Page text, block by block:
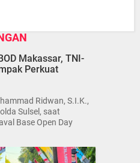
Makassar, TNI-
Perkuat
Ridwan, S.I.K.,
Sulsel, saat
Base Open Day